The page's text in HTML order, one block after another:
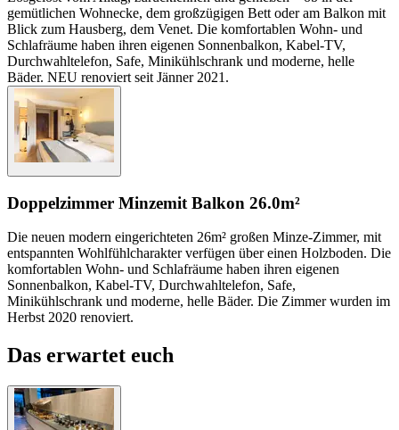
gemütlichen Wohnecke, dem großzügigen Bett oder am Balkon mit
Blick zum Hausberg, dem Venet. Die komfortablen Wohn- und
Schlafräume haben ihren eigenen Sonnenbalkon, Kabel-TV,
Durchwahltelefon, Safe, Minikühlschrank und moderne, helle
Bäder. NEU renoviert seit Jänner 2021.
Doppelzimmer Minzemit Balkon 26.0m²
Die neuen modern eingerichteten 26m² großen Minze-Zimmer, mit
entspannten Wohlfühlcharakter verfügen über einen Holzboden. Die
komfortablen Wohn- und Schlafräume haben ihren eigenen
Sonnenbalkon, Kabel-TV, Durchwahltelefon, Safe,
Minikühlschrank und moderne, helle Bäder. Die Zimmer wurden im
Herbst 2020 renoviert.
Das erwartet euch